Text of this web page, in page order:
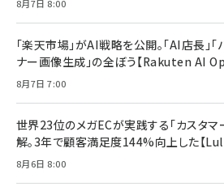
マーケティングの真実
￥2,200
ママ投資家が育休中に１
￥1,870
￥1,980
フィードバック経営 「沈
Amazonランキングを
8月7日 8:00
「楽天市場」がAI戦略を公開。「AI店長」
ナー画像生成」の全ぼう【Rakuten AI
8月7日 7:00
世界23位のメガECが実践する「カスタ
解。3年で顧客満足度144%向上した【
8月6日 8:00